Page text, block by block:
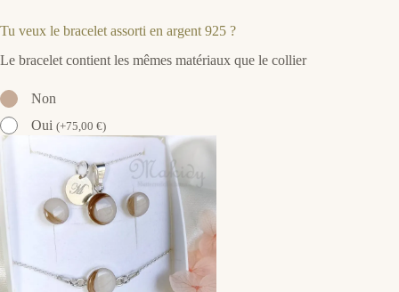
Tu veux le bracelet assorti en argent 925 ?
Le bracelet contient les mêmes matériaux que le collier
Non
Oui (+75,00 €)